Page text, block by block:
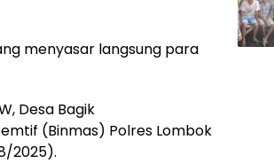
menyasar langsung para
Desa Bagik
(Binmas) Polres Lombok
2025).